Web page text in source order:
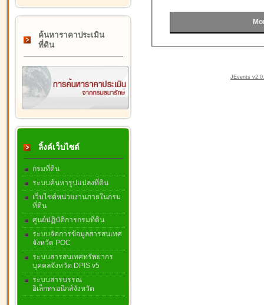
ค้นหาราคาประเมิน
ที่ดิน
ลิ้งค์เว็บไซต์
กรมที่ดิน
ระบบค้นหารูปแปลงที่ดิน
เว็บไซต์หน่วยงานภายในกรม
ที่ดิน
ศูนย์ปฏิบัติการกรมที่ดิน
ระบบจัดการข้อมูลสารสนเทศ
จังหวัด POC
ระบบสารสนเทศทรัพยากร
บุคคลจังหวัด DPIS v5
ระบบสารบรรณ
อิเล็กทรอนิกส์จังหวัด
JEvents